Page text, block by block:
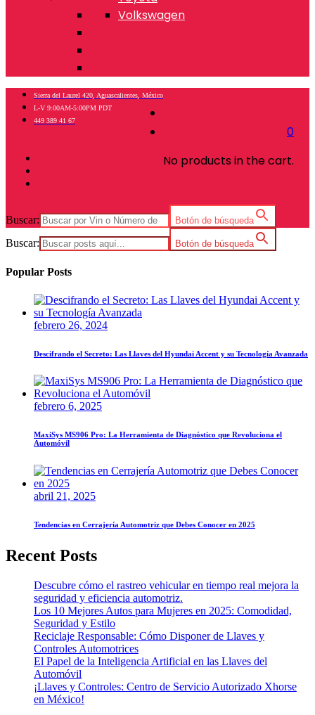
Volkswagen
0
No products in the cart.
Sierra del Laurel 420, Aguascalientes, México
L-V 9:00AM-5:00PM PDT
449 389 41 67
Buscar: Botón de búsqueda
Buscar: Botón de búsqueda
Popular Posts
febrero 26, 2024
Descifrando el Secreto: Las Llaves del Hyundai Accent y su Tecnología Avanzada
febrero 6, 2025
MaxiSys MS906 Pro: La Herramienta de Diagnóstico que Revoluciona el
Automóvil
abril 21, 2025
Tendencias en Cerrajería Automotriz que Debes Conocer en 2025
Recent Posts
Descubre cómo el rastreo vehicular en tiempo real mejora la
seguridad y eficiencia automotriz.
Los 10 Mejores Autos para Mujeres en 2025: Comodidad,
Seguridad y Estilo
Reciclaje Responsable: Cómo Disponer de Llaves y
Controles Automotrices
El Papel de la Inteligencia Artificial en las Llaves del
Automóvil
¡Llaves y Controles: Centro de Servicio Autorizado Xhorse
en México!